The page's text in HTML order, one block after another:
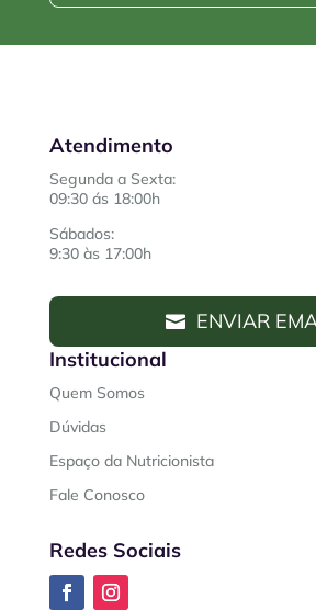
Institucional
Quem Somos
Dúvidas
Espaço da Nutricionista
Fale Conosco
Redes Sociais
Atendimento
Segunda a Sexta:
09:30 ás 18:00h
Sábados:
9:30 às 17:00h
ENVIAR